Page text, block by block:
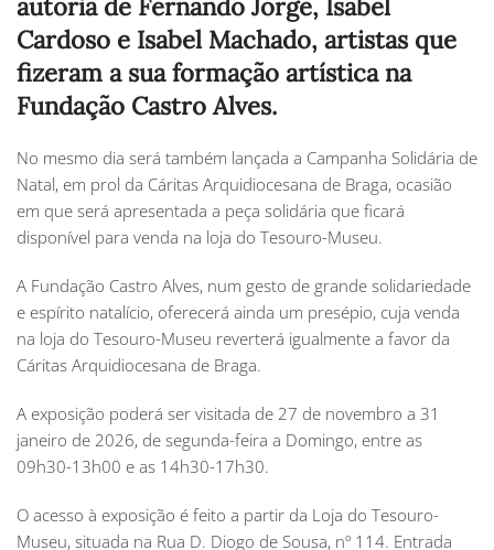
Cardoso e Isabel Machado, artistas que
fizeram a sua formação artística na
Fundação Castro Alves.
No mesmo dia será também lançada a Campanha Solidária de
Natal, em prol da Cáritas Arquidiocesana de Braga, ocasião
em que será apresentada a peça solidária que ficará
disponível para venda na loja do Tesouro-Museu.
A Fundação Castro Alves, num gesto de grande solidariedade
e espírito natalício, oferecerá ainda um presépio, cuja venda
na loja do Tesouro-Museu reverterá igualmente a favor da
Cáritas Arquidiocesana de Braga.
A exposição poderá ser visitada de 27 de novembro a 31
janeiro de 2026, de segunda-feira a Domingo, entre as
09h30-13h00 e as 14h30-17h30.
O acesso à exposição é feito a partir da Loja do Tesouro-
Museu, situada na Rua D. Diogo de Sousa, nº 114. Entrada